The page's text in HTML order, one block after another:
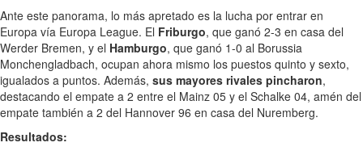
Ante este panorama, lo más apretado es la lucha por entrar en
Europa vía Europa League. El Friburgo, que ganó 2-3 en casa del
Werder Bremen, y el Hamburgo, que ganó 1-0 al Borussia
Monchengladbach, ocupan ahora mismo los puestos quinto y sexto,
igualados a puntos. Además, sus mayores rivales pincharon,
destacando el empate a 2 entre el Mainz 05 y el Schalke 04, amén del
empate también a 2 del Hannover 96 en casa del Nuremberg.
Resultados: